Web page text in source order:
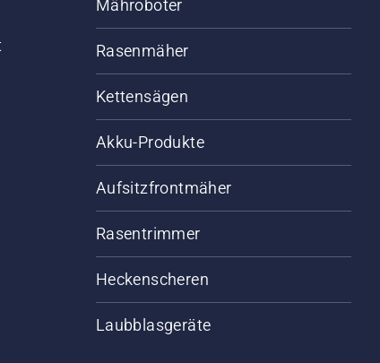
Mähroboter
Rasenmäher
Kettensägen
Akku-Produkte
Aufsitzfrontmäher
Rasentrimmer
Heckenscheren
Laubblasgeräte